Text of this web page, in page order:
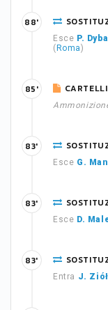
Esce P.
( Roma)
88'
85'
Esce G.
83'
Esce D.
83'
Entra J.
83'